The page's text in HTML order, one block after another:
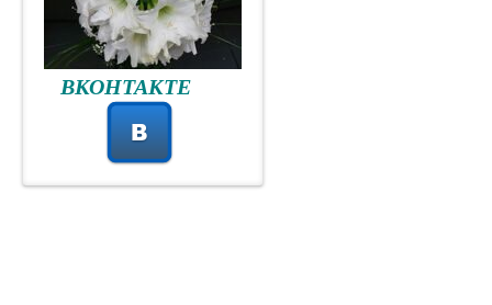
ВКОНТАКТЕ